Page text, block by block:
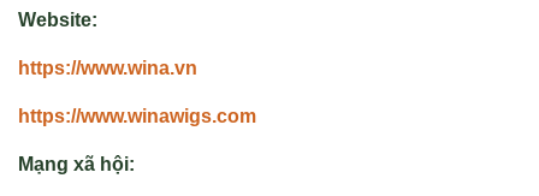
Website:
https://www.wina.vn
https://www.winawigs.com
Mạng xã hội: